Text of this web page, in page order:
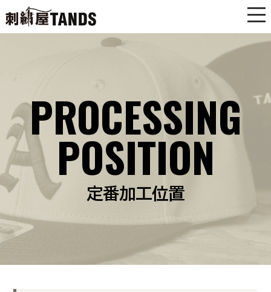
PROCESSING
POSITION
定番加工位置